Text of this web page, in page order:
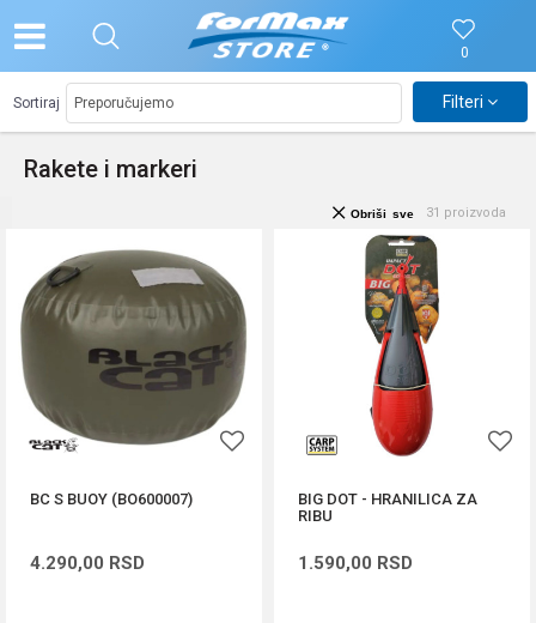
0
Rakete i markeri
Sortiraj Filteri
31 proizvoda
Obriši sve
BC S BUOY (BO600007)
4.290,00 RSD
BIG DOT - HRANILICA ZA
RIBU
1.590,00 RSD